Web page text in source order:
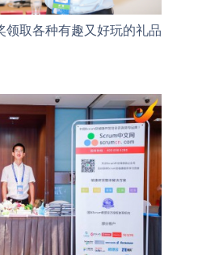
领取各种有趣又好玩的礼品